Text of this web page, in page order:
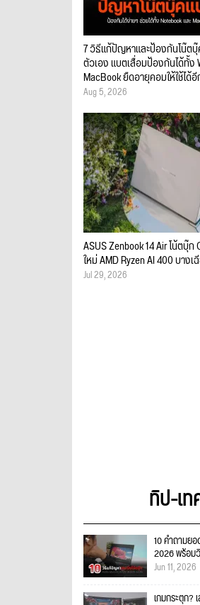
7 วิธีแก้ปัญหาและป้องกันโน๊ต
ตัวเอง แบตเสื่อมป้องกันได้ทั้ง
MacBook ยืดอายุคอมให้ใช้ได้
Aug 5, 2026
ASUS Zenbook 14 Air โน้ตบุ๊
ใหม่ AMD Ryzen AI 400 บาง
Jul 29, 2026
ทิป-เ
10 คำถามย
2026 พร้อม
Jun 11, 2026
เกมกระตุก?